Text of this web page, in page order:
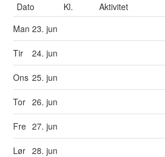
Dato Kl. Aktivitet
Man23. jun
Tir 24. jun
Ons 25. jun
Tor 26. jun
Fre 27. jun
Lør 28. jun